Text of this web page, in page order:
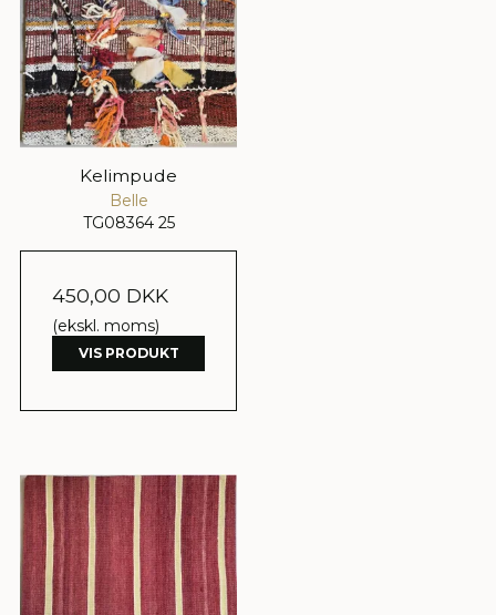
Kelimpude
Belle
TG08364 25
450,00 DKK
(ekskl. moms)
VIS PRODUKT